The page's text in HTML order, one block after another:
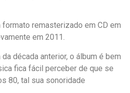
remasterizado em CD em
em 2011.
década anterior, o álbum é bem
fica fácil perceber de que se
80, tal sua sonoridade